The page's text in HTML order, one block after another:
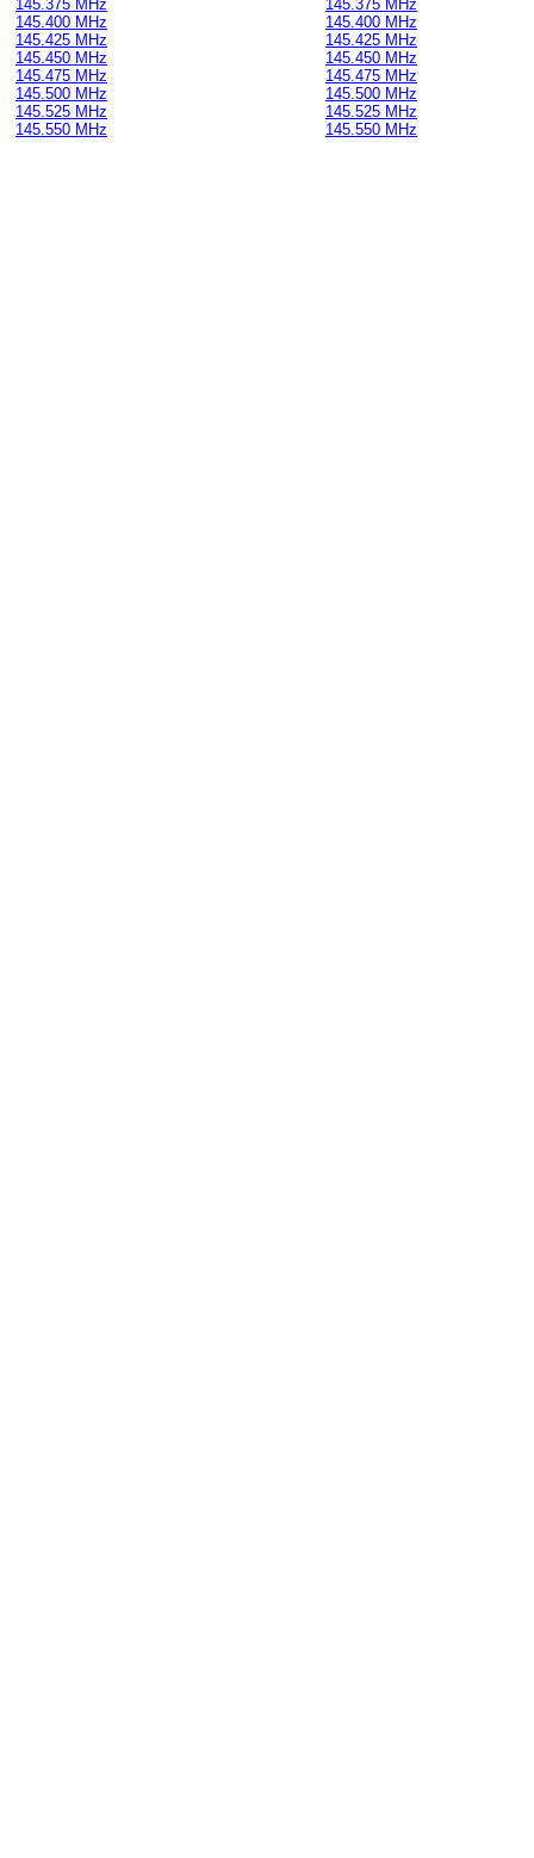
145.375 MHz
145.400 MHz
145.425 MHz
145.450 MHz
145.475 MHz
145.500 MHz
145.525 MHz
145.550 MHz
145.375 MHz
145.400 MHz
145.425 MHz
145.450 MHz
145.475 MHz
145.500 MHz
145.525 MHz
145.550 MHz